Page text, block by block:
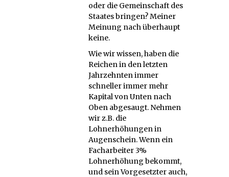
oder die Gemeinschaft des
Staates bringen? Meiner
Meinung nach überhaupt
keine.
Wie wir wissen, haben die
Reichen in den letzten
Jahrzehnten immer
schneller immer mehr
Kapital von Unten nach
Oben abgesaugt. Nehmen
wir z.B. die
Lohnerhöhungen in
Augenschein. Wenn ein
Facharbeiter 3%
Lohnerhöhung bekommt,
und sein Vorgesetzter auch,